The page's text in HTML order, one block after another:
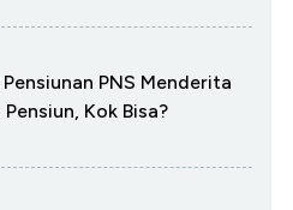
Pensiunan PNS Menderita
Kok Bisa?